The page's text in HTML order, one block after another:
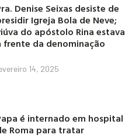
Denise Seixas desiste de
Igreja Bola de Neve;
do apóstolo Rina estava
frente da denominação
14, 2025
é internado em hospital
Roma para tratar